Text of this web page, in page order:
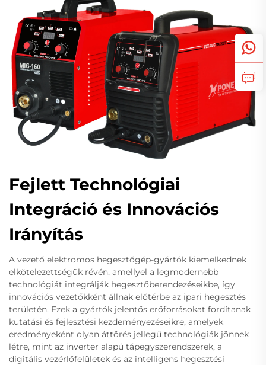
Fejlett Technológiai
Integráció és Innovációs
Irányítás
A vezető elektromos hegesztőgép-gyártók kiemelkednek
elkötelezettségük révén, amellyel a legmodernebb
technológiát integrálják hegesztőberendezéseikbe, így
innovációs vezetőkként állnak előtérbe az ipari hegesztés
területén. Ezek a gyártók jelentős erőforrásokat fordítanak
kutatási és fejlesztési kezdeményezéseikre, amelyek
eredményeként olyan áttörés jellegű technológiák jönnek
létre, mint az inverter alapú tápegyszerendszerek, a
digitális vezérlőfelületek és az intelligens hegesztési